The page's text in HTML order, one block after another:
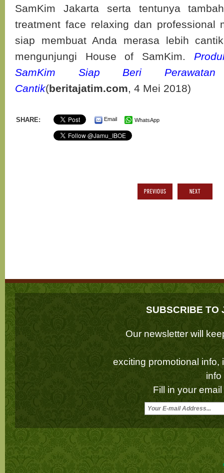
SamKim Jakarta serta tentunya
treatment face relaxing dan professional
siap membuat Anda merasa lebih
mengunjungi House of SamKim.
SamKim Siap Beri
Cantik(beritajatim.com, 4 Mei 2018)
SHARE: Email WhatsApp
PREVIOUS NEXT
SUBSCRIBE TO
Our newsletter will
exciting promotional info,
info
Fill in your